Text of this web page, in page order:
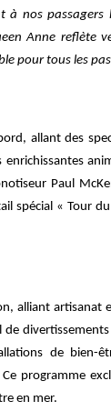
à nos passagers
Anne reflète
pour tous les
allant des
Paul
spécial « Tour
alliant artisanat
de
de bien-
programme
en mer.